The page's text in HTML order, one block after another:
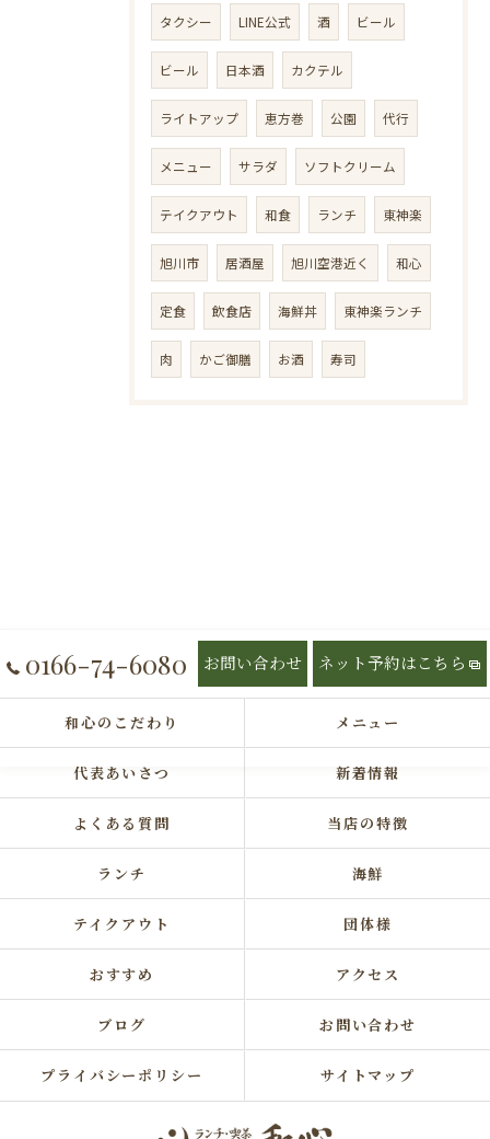
タクシー LINE公式 酒 ビール
ビール 日本酒 カクテル
ライトアップ 恵方巻 公園 代行
メニュー サラダ ソフトクリーム
テイクアウト 和食 ランチ 東神楽
旭川市 居酒屋 旭川空港近く 和心
定食 飲食店 海鮮丼 東神楽ランチ
肉 かご御膳 お酒 寿司
0166-74-6080 お問い合わせ ネット予約はこちら
和心のこだわり メニュー
代表あいさつ 新着情報
よくある質問 当店の特徴
ランチ 海鮮
テイクアウト 団体様
おすすめ アクセス
ブログ お問い合わせ
プライバシーポリシー サイトマップ